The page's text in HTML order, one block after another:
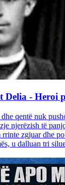
Delia - Heroi
qentë nuk
njerëzish të
zgjuar dhe
u dalluan tri